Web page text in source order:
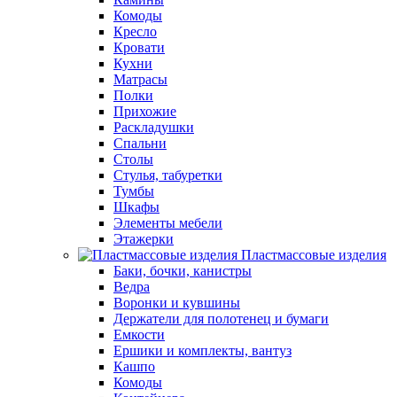
Комоды
Кресло
Кровати
Кухни
Матрасы
Полки
Прихожие
Раскладушки
Спальни
Столы
Стулья, табуретки
Тумбы
Шкафы
Элементы мебели
Этажерки
Пластмассовые изделия
Баки, бочки, канистры
Ведра
Воронки и кувшины
Держатели для полотенец и бумаги
Емкости
Ершики и комплекты, вантуз
Кашпо
Комоды